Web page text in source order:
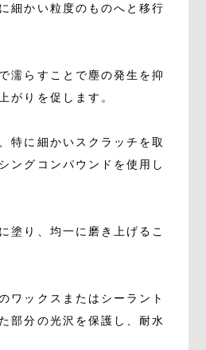
細かい粒度のものへと移行
濡らすことで塵の発生を抑
がりを促します。
特に細かいスクラッチを取
ングコンパウンドを使用し
塗り、均一に磨き上げるこ
ワックスまたはシーラント
部分の光沢を保護し、耐水